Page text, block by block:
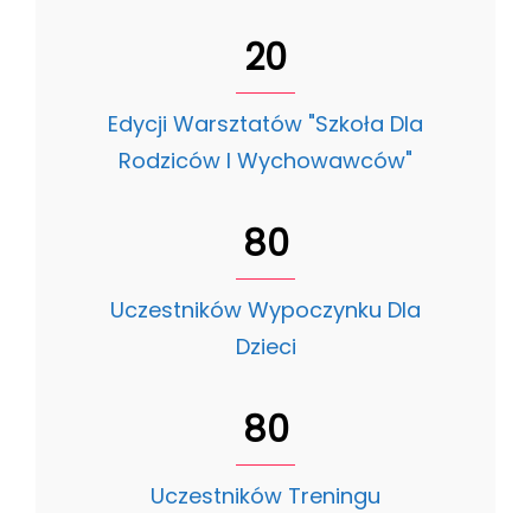
20
Edycji Warsztatów "Szkoła Dla
Rodziców I Wychowawców"
80
Uczestników Wypoczynku Dla
Dzieci
80
Uczestników Treningu